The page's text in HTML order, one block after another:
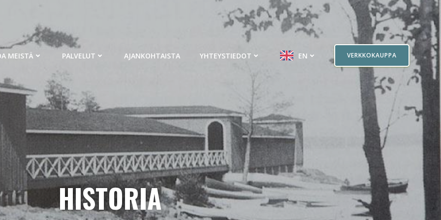
MEISTÄ PALVELUT AJANKOHTAISTA YHTEYSTIEDOT EN VERKKOKAUPPA
HISTORIA